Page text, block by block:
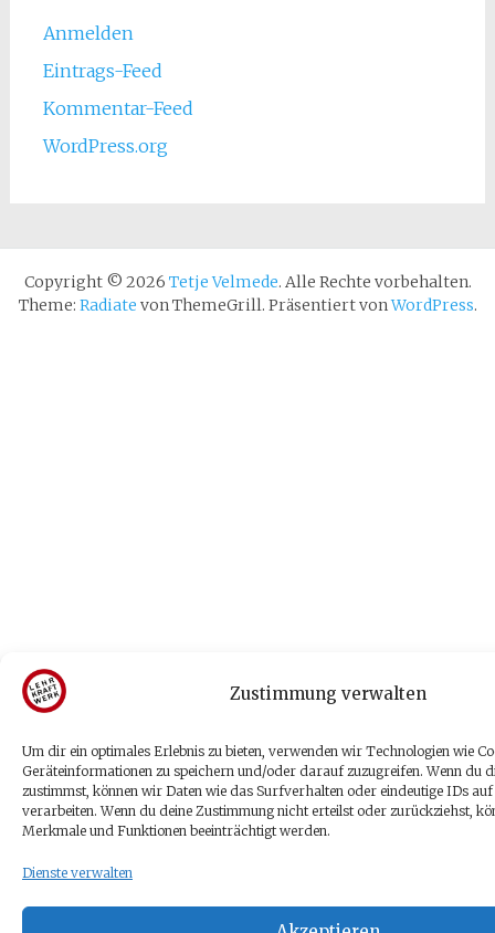
Zustimmung verwalten
Um dir ein optimales Erlebnis zu bieten, verwenden wir Technologien wie
Geräteinformationen zu speichern und/oder darauf zuzugreifen. Wenn du
zustimmst, können wir Daten wie das Surfverhalten oder eindeutige IDs auf
verarbeiten. Wenn du deine Zustimmung nicht erteilst oder zurückziehst,
Merkmale und Funktionen beeinträchtigt werden.
Dienste verwalten
Anmelden
Eintrags-Feed
Kommentar-Feed
WordPress.org
Copyright © 2026 Tetje Velmede. Alle Rechte vorbehalten.
Theme: Radiate von ThemeGrill. Präsentiert vonWordPress.